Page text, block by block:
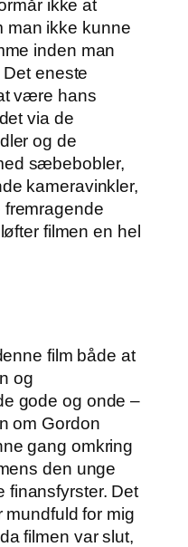
ikke at
man ikke kunne
inden man
eneste
være hans
via de
og de
sæbebobler,
kameravinkler,
filmen en hel
film både at
og
gode og onde –
om Gordon
gang omkring
den unge
Det
mundfuld for mig
filmen var slut,